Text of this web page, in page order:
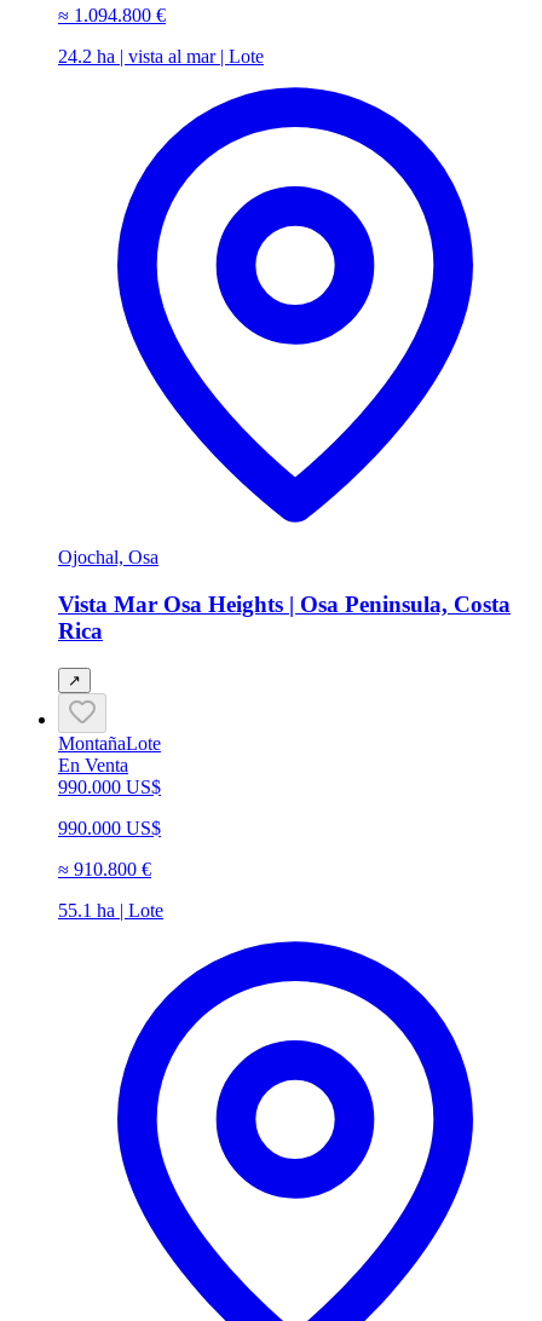
≈ 1.094.800 €
24.2 ha | vista al mar | Lote
Ojochal, Osa
Vista Mar Osa Heights | Osa Peninsula, Costa
Rica
↗
MontañaLote
En Venta
990.000 US$
990.000 US$
≈ 910.800 €
55.1 ha | Lote